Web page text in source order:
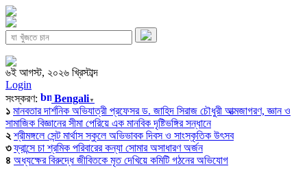
৬ই আগস্ট, ২০২৬ খ্রিস্টাব্দ
Login
সংস্করণ:
Bengali▼
১ মানবতার দার্শনিক অভিযাত্রী প্রফেসর ড. জাহিদ সিরাজ চৌধুরী আত্মজাগরণ, জ্ঞান ও
সামাজিক বিজ্ঞানের সীমা পেরিয়ে এক মানবিক দৃষ্টিভঙ্গির সন্ধানে
২ শ্রীমঙ্গলে সেন্ট মার্থাস স্কুলে অভিভাবক দিবস ও সাংস্কৃতিক উৎসব
৩ ফ্রান্সে চা শ্রমিক পরিবারের কন্যা সোমার অসাধারণ অর্জন
৪ অধ্যক্ষের বিরুদ্ধে জীবিতকে মৃত দেখিয়ে কমিটি গঠনের অভিযোগ